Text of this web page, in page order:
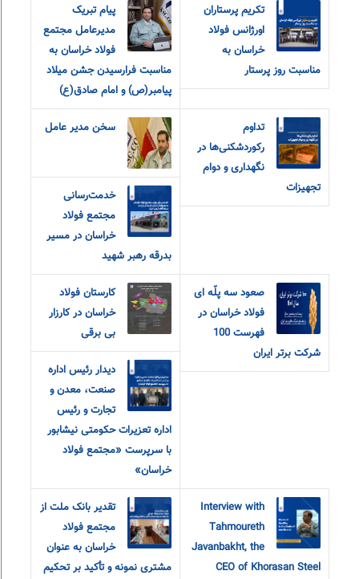
تکریم پرستاران
اورژانس فولاد
خراسان به
مناسبت روز پرستار
پیام تبریک
مدیرعامل مجتمع
فولاد خراسان به
مناسبت فرارسیدن جشن میلاد
پیامبر(ص) و امام صادق(ع)
تداوم
رکوردشکنی‌ها در
نگهداری و دوام
تجهیزات
سخن مدیر عامل
خدمت‌رسانی
مجتمع فولاد
خراسان در مسیر
بدرقه رهبر شهید
صعود سه پلّه ای
فولاد خراسان در
فهرست 100
شرکت برتر ایران
کارستان فولاد
خراسان در کارزار
بی برقی
دیدار رئیس اداره
صنعت، معدن و
تجارت و رئیس
اداره تعزیرات حکومتی نیشابور
با سرپرست «مجتمع فولاد
خراسان»
Interview with
Tahmoureth
Javanbakht, the
CEO of Khorasan Steel
تقدیر بانک ملت از
مجتمع فولاد
خراسان به عنوان
مشتری نمونه و تأکید بر تحکیم